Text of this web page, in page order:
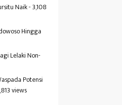
Naik- 3,108
Hingga
Lelaki Non-
Potensi
views